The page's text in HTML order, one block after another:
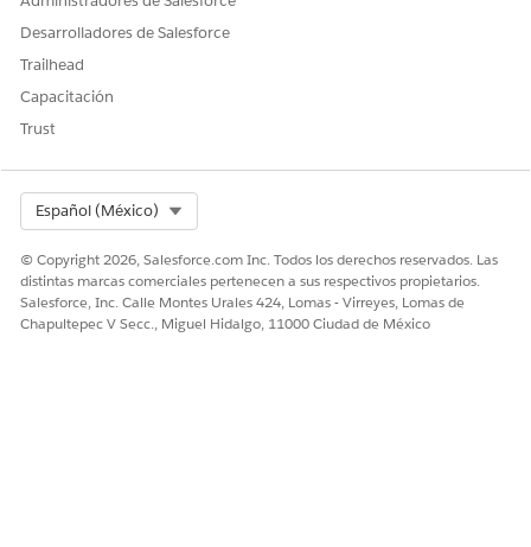
Desarrolladores de Salesforce
Trailhead
Capacitación
Trust
Español (México)
© Copyright 2026, Salesforce.com Inc. Todos los derechos reservados. Las
distintas marcas comerciales pertenecen a sus respectivos propietarios.
Salesforce, Inc. Calle Montes Urales 424, Lomas - Virreyes, Lomas de
Chapultepec V Secc., Miguel Hidalgo, 11000 Ciudad de México